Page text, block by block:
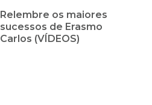
Relembre os maiores
sucessos de Erasmo
Carlos (VÍDEOS)